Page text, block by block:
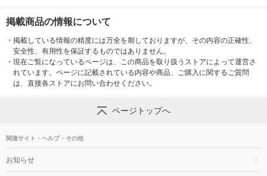
掲載商品の情報について
・ 掲載している情報の精度には万全を期しておりますが、その内容の正確性、
安全性、有用性を保証するものではありません。
・ 現在ご覧になっているページは、この商品を取り扱うストアによって運営さ
れています。ページに記載されている内容や商品、ご購入に関するご質問
は、直接各ストアにお問い合わせください。
ページトップへ
関連サイト・ヘルプ・その他
お知らせ